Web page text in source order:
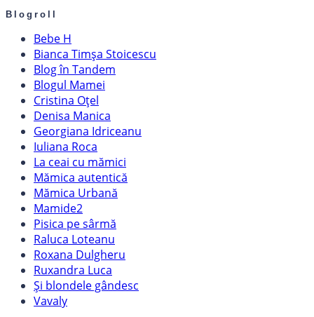
Blogroll
Bebe H
Bianca Timșa Stoicescu
Blog în Tandem
Blogul Mamei
Cristina Oțel
Denisa Manica
Georgiana Idriceanu
Iuliana Roca
La ceai cu mămici
Mămica autentică
Mămica Urbană
Mamide2
Pisica pe sârmă
Raluca Loteanu
Roxana Dulgheru
Ruxandra Luca
Și blondele gândesc
Vavaly